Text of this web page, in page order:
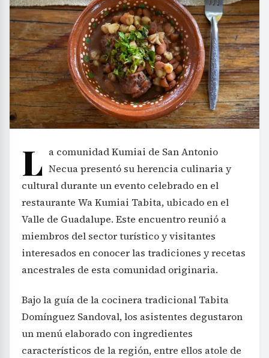
L a comunidad Kumiai de San Antonio
Necua presentó su herencia culinaria y
cultural durante un evento celebrado en el
restaurante Wa Kumiai Tabita, ubicado en el
Valle de Guadalupe. Este encuentro reunió a
miembros del sector turístico y visitantes
interesados en conocer las tradiciones y recetas
ancestrales de esta comunidad originaria.
Bajo la guía de la cocinera tradicional Tabita
Domínguez Sandoval, los asistentes degustaron
un menú elaborado con ingredientes
característicos de la región, entre ellos atole de